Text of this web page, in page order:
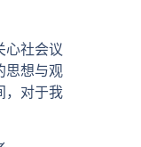
心社会议
思想与观
，对于我